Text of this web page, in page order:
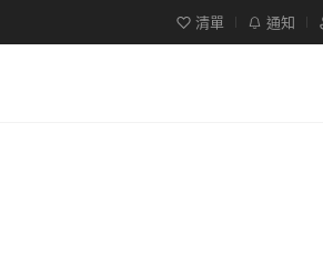
清單 通知